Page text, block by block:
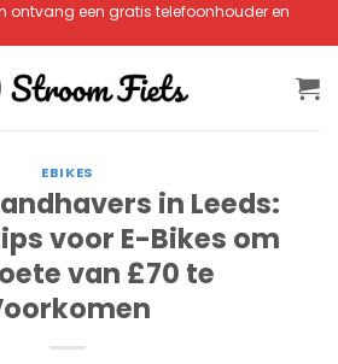
ontvang een gratis telefoonhouder en
EBIKES
in Leeds:
voor E-Bikes om
van £70 te